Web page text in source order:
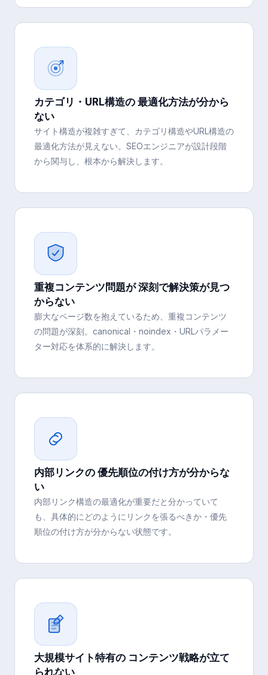
カテゴリ・URL構造の 最適化方法が分から
ない
サイト構造が複雑すぎて、カテゴリ構造やURL構造の
最適化方法が見えない。SEOエンジニアが設計段階
から関与し、根本から解決します。
重複コンテンツ問題が 深刻で解決策が見つ
からない
膨大なページ数を抱えているため、重複コンテンツ
の問題が深刻。canonical・noindex・URLパラメー
ター対応を体系的に解決します。
内部リンクの 優先順位の付け方が分からな
い
内部リンク構造の最適化が重要だと分かっていて
も、具体的にどのようにリンクを張るべきか・優先
順位の付け方が分からない状態です。
大規模サイト特有の コンテンツ戦略が立て
られない